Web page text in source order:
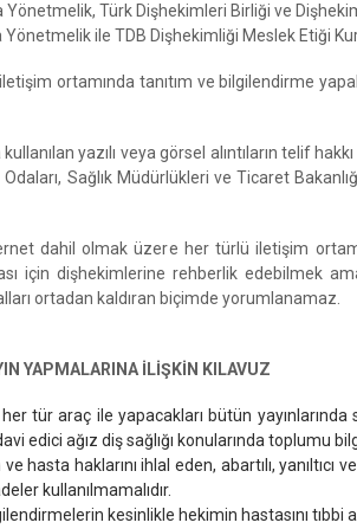
Türk Dişhekimleri Birliği ve
Yönetmelik ile TDB Dişhekimliği Meslek Etiği
ortamında tanıtım ve bilgilendirme
yazılı veya görsel alıntıların telif
Sağlık Müdürlükleri ve Ticaret
dahil olmak üzere her türlü iletişim
dişhekimlerine rehberlik edebilmek
ortadan kaldıran biçimde yorumlanamaz.
YAPMALARINA İLİŞKİN KILAVUZ
tür araç ile yapacakları bütün
edici ağız diş sağlığı konularında toplumu
haklarını ihlal eden, abartılı, yanıltıcı
kullanılmamalıdır.
kesinlikle hekimin hastasını